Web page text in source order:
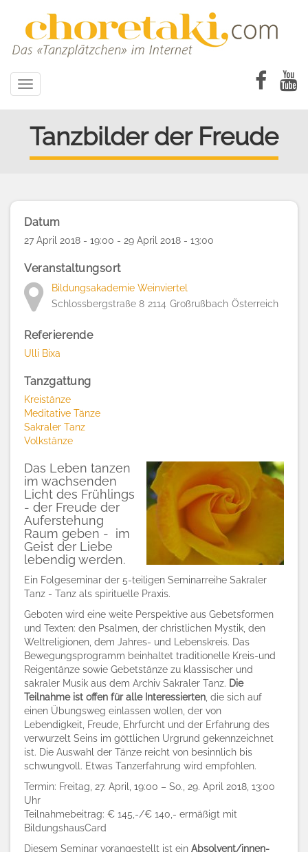
Toggle
navigation
Tanzbilder der Freude
Datum
27 April 2018 - 19:00 - 29 April 2018 - 13:00
Veranstaltungsort
Bildungsakademie Weinviertel
Schlossbergstraße 8 2114 Großrußbach Österreich
Referierende
Ulli Bixa
Tanzgattung
Kreistänze
Meditative Tänze
Sakraler Tanz
Volkstänze
Das Leben tanzen
im wachsenden
Licht des Frühlings
- der Freude der
Auferstehung
Raum geben - im
Geist der Liebe
lebendig werden.
Ein Folgeseminar der 5-teiligen Seminarreihe Sakraler
Tanz - Tanz als spirituelle Praxis.
Geboten wird eine weite Perspektive aus Gebetsformen
und Texten: den Psalmen, der christlichen Mystik, den
Weltreligionen, dem Jahres- und Lebenskreis. Das
Bewegungsprogramm beinhaltet traditionelle Kreis-und
Reigentänze sowie Gebetstänze zu klassischer und
sakraler Musik aus dem Archiv Sakraler Tanz. Die
Teilnahme ist offen für alle Interessierten , die sich auf
einen Übungsweg einlassen wollen, der von
Lebendigkeit, Freude, Ehrfurcht und der Erfahrung des
verwurzelt Seins im göttlichen Urgrund gekennzeichnet
ist. Die Auswahl der Tänze reicht von besinnlich bis
schwungvoll. Etwas Tanzerfahrung wird empfohlen.
Termin: Freitag, 27. April, 19:00 – So., 29. April 2018, 13:00
Uhr
Teilnahmebeitrag: € 145,-/€ 140,- ermäßigt mit
BildungshausCard
Diesem Seminar vorangestellt ist ein Absolvent/innen-